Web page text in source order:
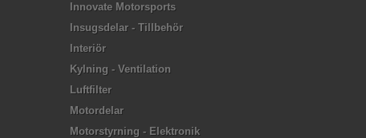
Innovate Motorsports
Insugsdelar - Tillbehör
Interiör
Kylning - Ventilation
Luftfilter
Motordelar
Motorstyrning - Elektronik